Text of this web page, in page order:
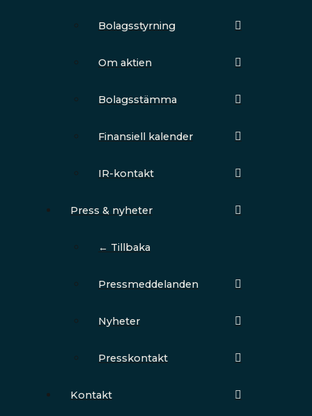
Bolagsstyrning
Om aktien
Bolagsstämma
Finansiell kalender
IR-kontakt
Press & nyheter
← Tillbaka
Pressmeddelanden
Nyheter
Presskontakt
Kontakt